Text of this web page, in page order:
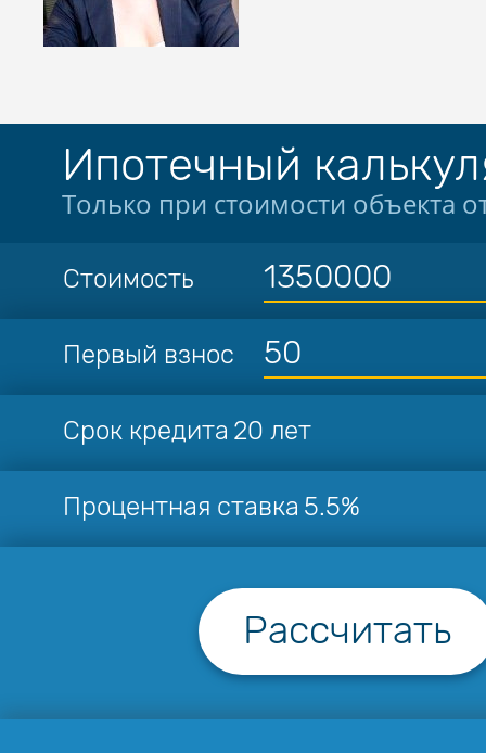
Ипотечный
Только при стоимости объекта
Стоимость
Первый взнос
Срок кредита 20 лет
Процентная ставка 5.5%
Рассчитать